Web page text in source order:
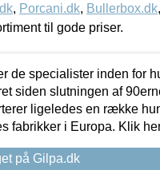
, Porcani.dk, Bullerbox.dk,
til gode priser.
de specialister inden for
siden slutningen af
ligeledes en række
fabrikker i Europa. Klik
på Gilpa.dk